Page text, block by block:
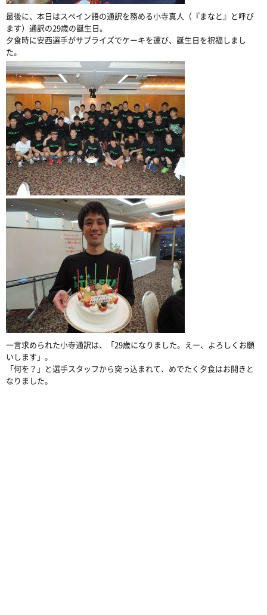
最後に、本日はスペイン語の通訳を務める小寺真人（『まなと』と呼び
ます）通訳の29歳の誕生日。
夕食時に安西選手がサプライズでケーキを運び、誕生日を祝福しまし
た。
一言求められた小寺通訳は、「29歳になりました。えー、よろしくお願
いします」。
「何を？」と選手スタッフから突っ込まれて、めでたく夕食はお開きと
なりました。